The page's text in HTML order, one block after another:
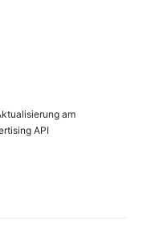
am
API